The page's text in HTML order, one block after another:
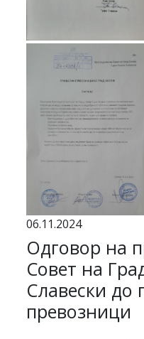
06.11.2024
Одговор на
Совет на
Славески до
превозници